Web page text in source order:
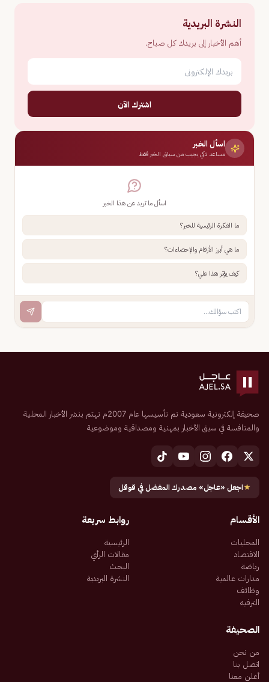
النشرة البريدية
أهم الأخبار إلى بريدك كل صباح.
اشترك الآن
اسأل الخبر
مساعد ذكي يجيب من سياق الخبر فقط
اسأل ما تريد عن هذا الخبر
ما الفكرة الرئيسية للخبر؟
ما هي أبرز الأرقام والإحصاءات؟
كيف يؤثر هذا علي؟
صحيفة إلكترونية سعودية تم تأسيسها عام 2007م تهتم بنشر الأخبار المحلية
والمنافسة في سبق الأخبار بمهنية ومصداقية وموضوعية
★اجعل «عاجل» مصدرك المفضل في قوقل
الأقسام
المحليات
الاقتصاد
رياضة
مدارات عالمية
وظائف
الترفيه
روابط سريعة
الرئيسية
مقالات الرأي
البحث
النشرة البريدية
الصحيفة
من نحن
اتصل بنا
أعلن معنا